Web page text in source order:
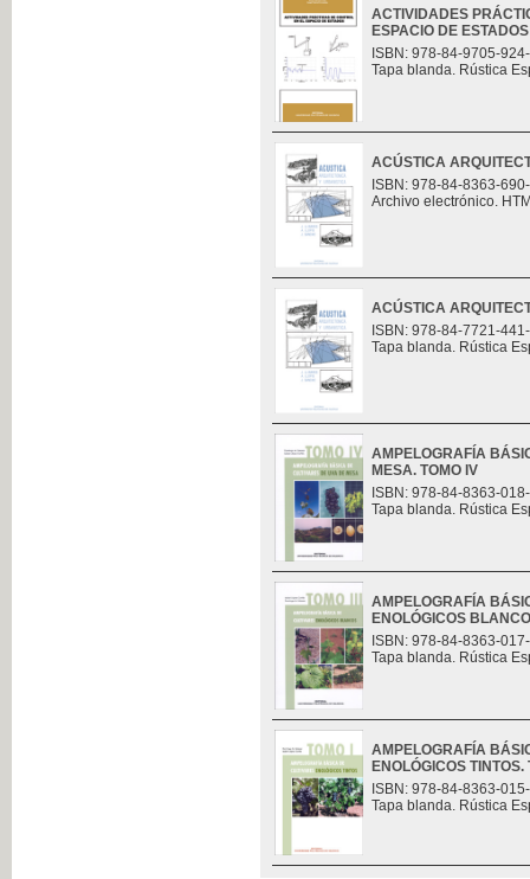
ACTIVIDADES
ESPACIO DE ESTADOS
ISBN: 978-84-9705-
Tapa blanda. Rústica
ACÚSTICA
ISBN: 978-84-8363-
Archivo electrónico.
ACÚSTICA
ISBN: 978-84-7721-
Tapa blanda. Rústica
AMPELOGRAFÍA
MESA. TOMO IV
ISBN: 978-84-8363-
Tapa blanda. Rústica
AMPELOGRAFÍA
ENOLÓGICOS
ISBN: 978-84-8363-
Tapa blanda. Rústica
AMPELOGRAFÍA
ENOLÓGICOS TINTOS.
ISBN: 978-84-8363-
Tapa blanda. Rústica